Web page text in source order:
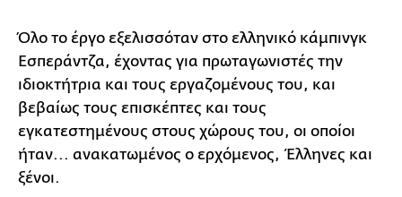
Όλο το έργο εξελισσόταν στο ελληνικό κάμπινγκ
Εσπεράντζα, έχοντας για πρωταγωνιστές την
ιδιοκτήτρια και τους εργαζομένους του, και
βεβαίως τους επισκέπτες και τους
εγκατεστημένους στους χώρους του, οι οποίοι
ήταν... ανακατωμένος ο ερχόμενος, Έλληνες και
ξένοι.